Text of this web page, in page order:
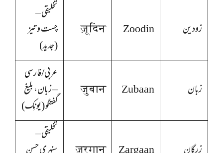
زودین Zoodin
ज़ूदिन
تخلیقی –
چست و تیز
(جدید)
زبان Zubaan
जुबान
عربی/فارسی
– زبان، بلیغ
گفتگو (یونِک)
تخلیقی –